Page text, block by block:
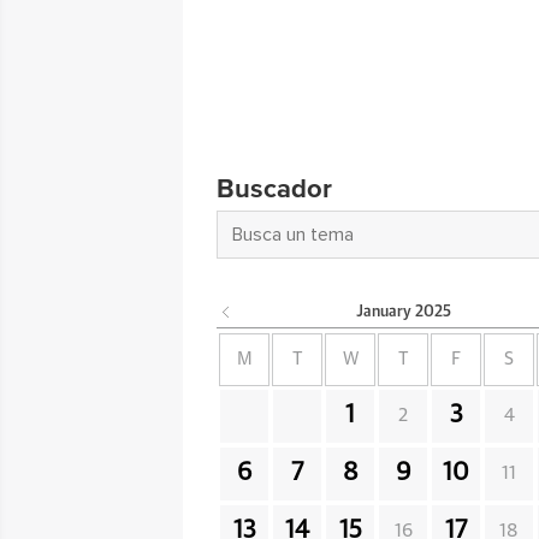
Buscador
January 2025
M W F S
1 2 3 4
6 7 8 9 10 11
13 14 15 16 17 18